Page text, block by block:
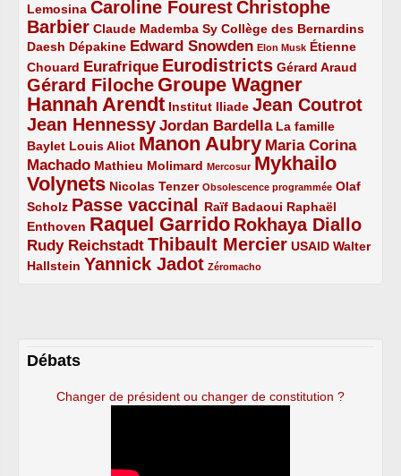
Lemosina
2/5 Caroline Fourest
4/5
Christophe
Barbier
4/5 Claude Mademba Sy
2/5 Collège des Bernardins
2/5
Daesh
2/5 Dépakine
2/5 Edward Snowden
3/5 Elon Musk
1/5
Étienne
Chouard
2/5 Eurafrique
3/5 Eurodistricts
4/5 Gérard Araud
2/5
Gérard Filoche
4/5 Groupe Wagner
5/5
Hannah Arendt
5/5 Institut Iliade
2/5 Jean Coutrot
4/5
Jean Hennessy
4/5 Jordan Bardella
3/5
La famille
Baylet
2/5 Louis Aliot
2/5 Manon Aubry
5/5
Maria Corina
Machado
3/5 Mathieu Molimard
2/5 Mercosur
1/5
Mykhailo
Volynets
5/5 Nicolas Tenzer
2/5 Obsolescence programmée
1/5
Olaf
Scholz
2/5 Passe vaccinal
4/5 Raïf Badaoui
2/5
Raphaël
Enthoven
2/5 Raquel Garrido
5/5 Rokhaya Diallo
4/5
Rudy Reichstadt
3/5 Thibault Mercier
4/5 USAID
2/5
Walter
Hallstein
2/5 Yannick Jadot
4/5 Zéromacho
1/5
Débats
Changer de président ou changer de constitution ?